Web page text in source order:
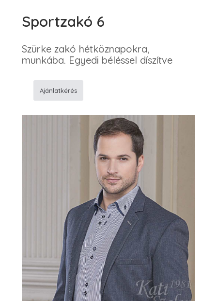
Sportzakó 6
Szürke zakó hétköznapokra,
munkába. Egyedi béléssel díszítve
Sportzakó
mennyiség
Ajánlatkérés